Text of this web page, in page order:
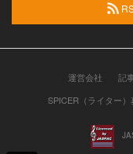
運営会社 記
SPICER（ライター）